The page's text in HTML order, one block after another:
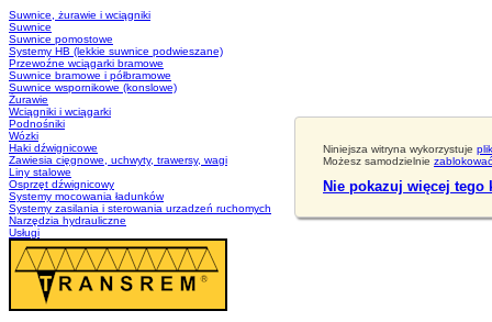
Niniejsza witryna wykorzystuje
Możesz samodzielnie
Nie pokazuj więcej tego
Suwnice, żurawie i wciągniki
Suwnice
Suwnice pomostowe
Systemy HB (lekkie suwnice podwieszane)
Przewoźne wciągarki bramowe
Suwnice bramowe i półbramowe
Suwnice wspornikowe (konslowe)
Żurawie
Wciągniki i wciągarki
Podnośniki
Wózki
Haki dźwignicowe
Zawiesia cięgnowe, uchwyty, trawersy, wagi
Liny stalowe
Osprzęt dźwignicowy
Systemy mocowania ładunków
Systemy zasilania i sterowania urzadzeń ruchomych
Narzędzia hydrauliczne
Usługi